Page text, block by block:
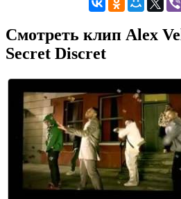
Смотреть клип Alex
Secret Discret